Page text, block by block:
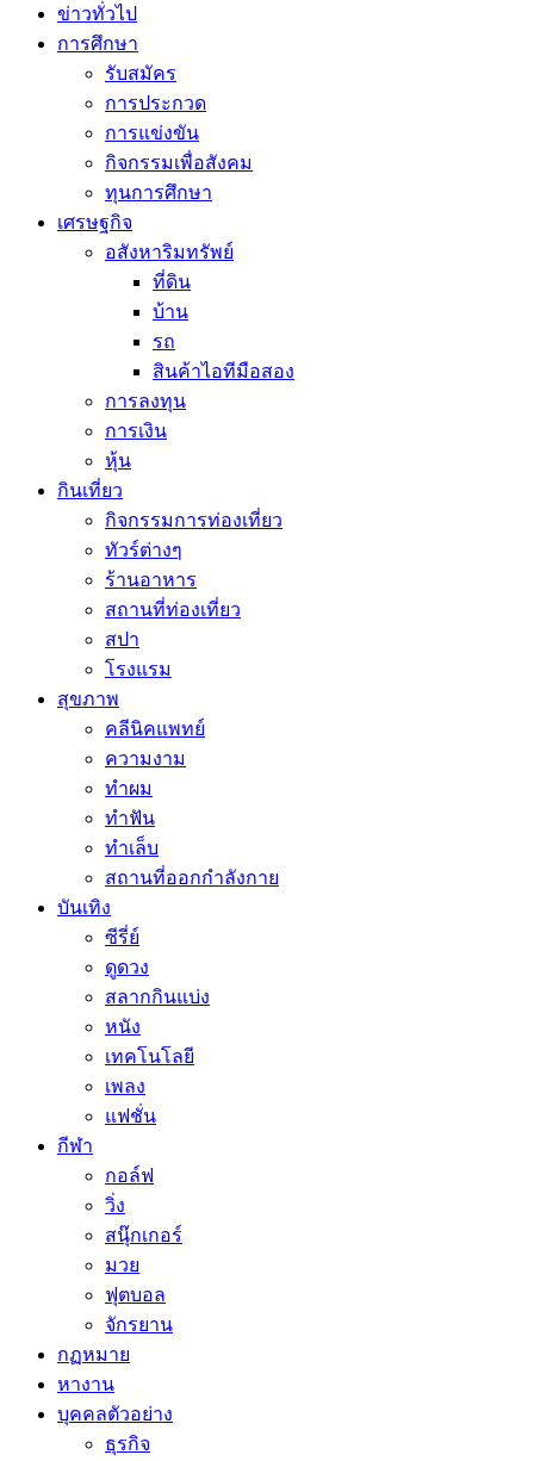
ข่าวทั่วไป
การศึกษา
รับสมัคร
การประกวด
การแข่งขัน
กิจกรรมเพื่อสังคม
ทุนการศึกษา
เศรษฐกิจ
อสังหาริมทรัพย์
ที่ดิน
บ้าน
รถ
สินค้าไอทีมือสอง
การลงทุน
การเงิน
หุ้น
กินเที่ยว
กิจกรรมการท่องเที่ยว
ทัวร์ต่างๆ
ร้านอาหาร
สถานที่ท่องเที่ยว
สปา
โรงแรม
สุขภาพ
คลีนิคแพทย์
ความงาม
ทำผม
ทำฟัน
ทำเล็บ
สถานที่ออกกำลังกาย
บันเทิง
ซีรี่ย์
ดูดวง
สลากกินแบ่ง
หนัง
เทคโนโลยี
เพลง
แฟชั่น
กีฬา
กอล์ฟ
วิ่ง
สนุ๊กเกอร์
มวย
ฟุตบอล
จักรยาน
กฏหมาย
หางาน
บุคคลตัวอย่าง
ธุรกิจ